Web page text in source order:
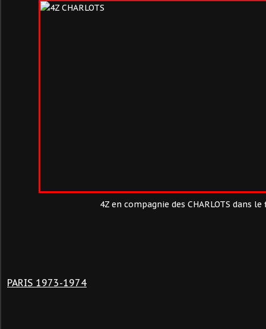
4Z en compagnie des CHARLOTS dans le film
PARIS 1973-1974